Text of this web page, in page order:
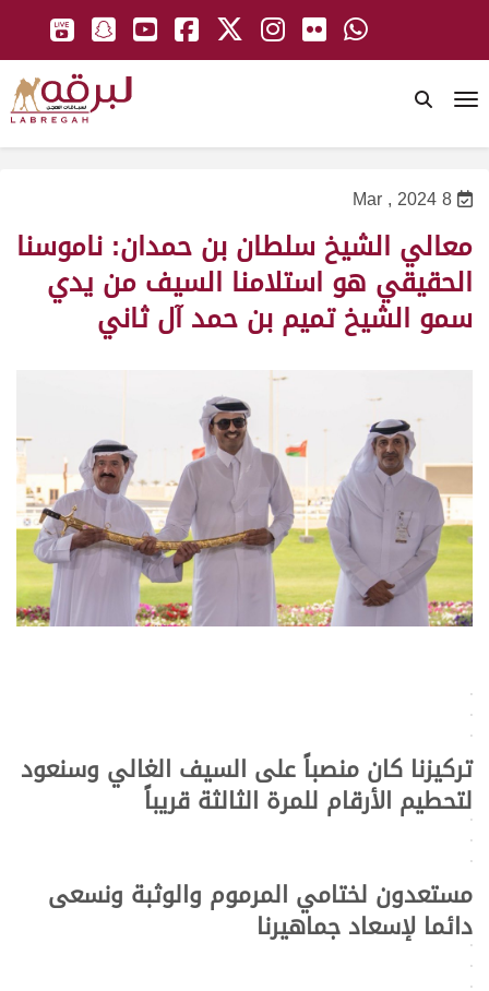
8 Mar , 2024
معالي الشيخ سلطان بن حمدان: ناموسنا
الحقيقي هو استلامنا السيف من يدي
سمو الشيخ تميم بن حمد آل ثاني
>
>
>
تركيزنا كان منصباً على السيف الغالي وسنعود
لتحطيم الأرقام للمرة الثالثة قريباً>
>
>
مستعدون لختامي المرموم والوثبة ونسعى
دائما لإسعاد جماهيرنا>
>
>